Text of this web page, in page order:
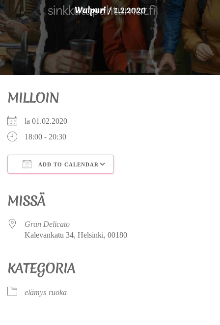
Walpuri/1.2.2020
MILLOIN
la 01.02.2020
18:00 - 20:30
ADD TO CALENDAR
MISSÄ
Gran Delicato
Kalevankatu 34, Helsinki, 00180
KATEGORIA
elämys ruoka